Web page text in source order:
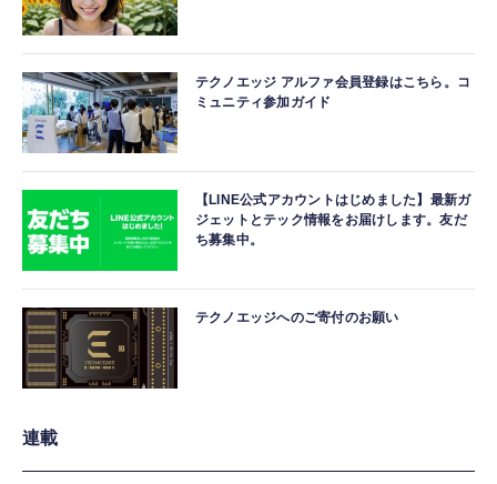
テクノエッジ アルファ会員登録はこちら。コ
ミュニティ参加ガイド
【LINE公式アカウントはじめました】最新ガ
ジェットとテック情報をお届けします。友だ
ち募集中。
テクノエッジへのご寄付のお願い
連載